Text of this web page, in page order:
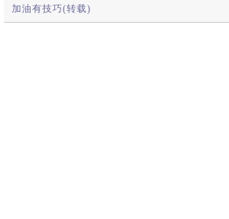
加油有技巧(转载)